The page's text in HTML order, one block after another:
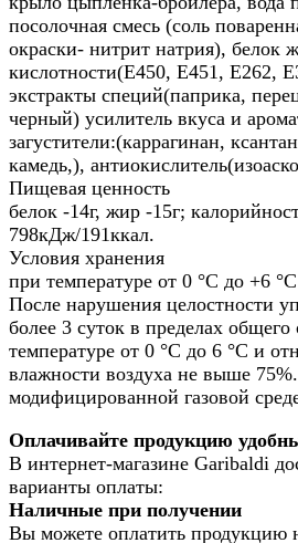
посолочная смесь (соль
окраски- нитрит натрия), белок
кислотности(Е450, Е451, Е262,
экстракты специй(паприка,
черный) усилитель вкуса и
загустители:(каррагинан,
камедь,),
Пищевая ценность
белок -14г, жир -15г;
798кДж/191ккал.
Условия хранения
при температуре от 0 °С до +6
После нарушения целостности
более 3 суток в пределах общего
температуре от 0 °С до 6 °С и
влажности воздуха не выше
модифицированной газовой
Оплачивайте продукцию
В интернет-магазине Garibaldi
варианты оплаты:
Наличные при получении
Вы можете оплатить продукцию